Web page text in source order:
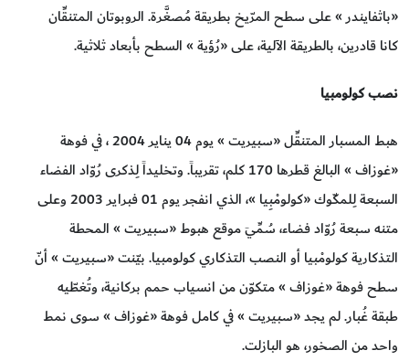
«باثفايندر » على سطح المرّيخ بطريقة مُصغَّرة. الروبوتان المتنقِّان
كانا قادرين، بالطريقة الآلية، على «رُؤية » السطح بأبعاد ثلاثية.
نصب كولومبيا
هبط المسبار المتنقِّل «سبيريت » يوم 04 يناير 2004 ، في فوهة
«غوزاف » البالغ قطرها 170 كلم، تقريباً. وتخليداً لِذكرى رُوّاد الفضاء
السبعة لِلمكّوك «كولومْبِيا »، الذي انفجر يوم 01 فبراير 2003 وعلى
متنه سبعة رُوّاد فضاء، سُمِّيَ موقع هبوط «سبيريت » المحطة
التذكارية كولومْبيا أو النصب التذكاري كولومبيا. بيّنت «سبيريت » أنّ
سطح فوهة «غوزاف » متكوّن من انسياب حمم بركانية، وتُغطّيه
طبقة غُبار. لم يجد «سبيريت » في كامل فوهة «غوزاف » سوى نمط
واحد من الصخور، هو البازلت.